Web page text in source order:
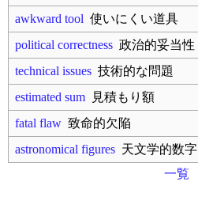
awkward tool 使いにくい道具
political correctness 政治的妥当性
technical issues 技術的な問題
estimated sum 見積もり額
fatal flaw 致命的欠陥
astronomical figures 天文学的数字
一覧